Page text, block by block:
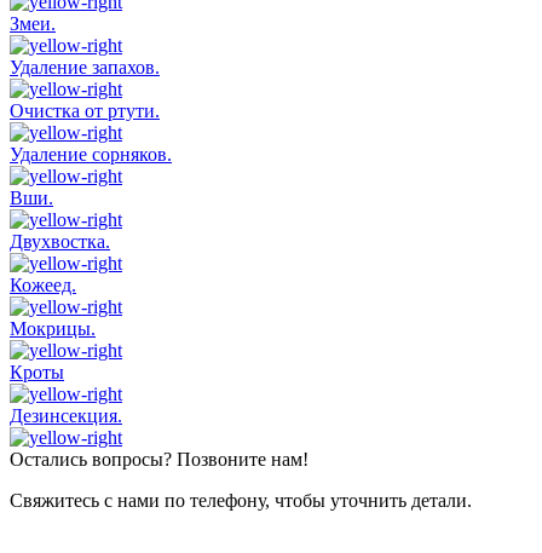
Змеи.
Удаление запахов.
Очистка от ртути.
Удаление сорняков.
Вши.
Двухвостка.
Кожеед.
Мокрицы.
Кроты
Дезинсекция.
Остались вопросы? Позвоните нам!
Свяжитесь с нами по телефону, чтобы уточнить детали.